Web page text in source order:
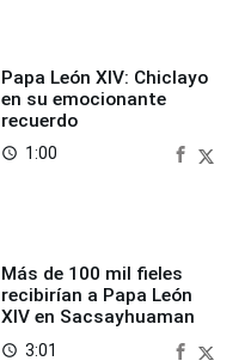
Papa León XIV: Chiclayo
en su emocionante
recuerdo
access_time 1:00
Más de 100 mil fieles
recibirían a Papa León
XIV en Sacsayhuaman
access_time 3:01